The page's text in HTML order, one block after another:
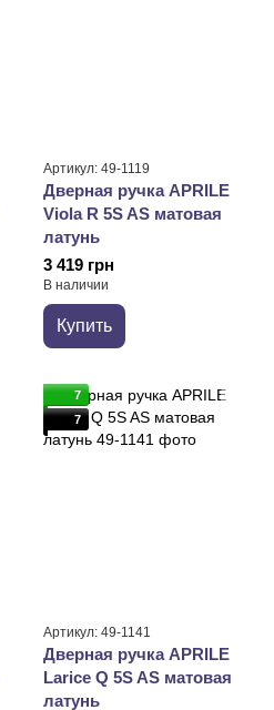
Артикул: 49-1119
Дверная ручка APRILE
Viola R 5S AS матовая
латунь
3 419 грн
В наличии
Купить
7
7
Артикул: 49-1141
Дверная ручка APRILE
Larice Q 5S AS матовая
латунь